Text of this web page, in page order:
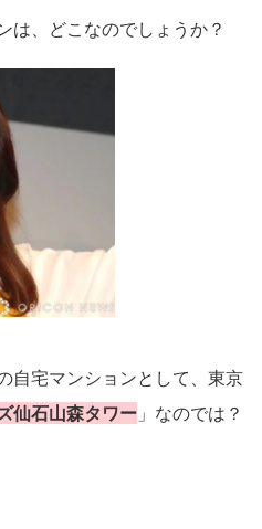
は、どこなのでしょうか？
自宅マンションとして、東京
仙石山森タワー 」なのでは？